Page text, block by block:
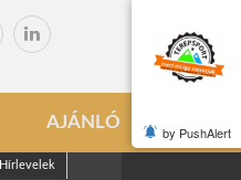
AJÁNLÓ
Hírlevelek
by PushAlert